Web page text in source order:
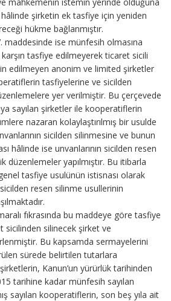
şirketin ek tasfiye için yeniden
hükme bağlanmıştır.
maddesinde ise münfesih olmasına
karşın tasfiye edilmeyerek ticaret sicili
edilmeyen anonim ve limited şirketler
tasfiyelerine ve sicilden
yer verilmiştir. Bu çerçevede
sayılan şirketler ile kooperatiflerin
nazaran kolaylaştırılmış bir usulde
sicilden silinmesine ve bunun
hâlinde ise unvanlarının sicilden resen
düzenlemeler yapılmıştır. Bu itibarla
tasfiye usulünün istisnası olarak
resen silinme usullerinin
fıkrasında bu maddeye göre tasfiye
sicilinden silinecek şirket ve
Bu kapsamda sermayelerini
sürede belirtilen tutarlara
Kanun’un yürürlük tarihinden
tarihine kadar münfesih sayılan
sayılan kooperatiflerin, son beş yıla ait